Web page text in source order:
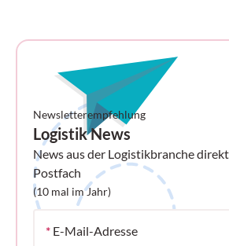
Newsletterempfehlung
Logistik News
News aus der Logistikbranche
Postfach
(10 mal im Jahr)
* E-Mail-Adresse